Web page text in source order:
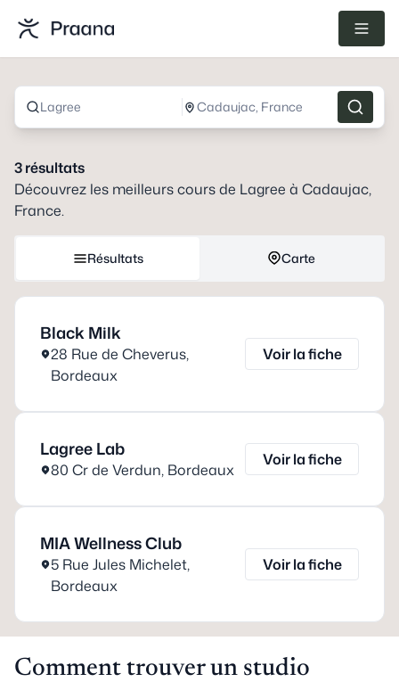
Lagree Cadaujac, France
3résultats
Découvrez les meilleurs cours de Lagree à Cadaujac,
France.
Résultats Carte
Black Milk
28 Rue de Cheverus,
Bordeaux
Voir la fiche
Lagree Lab
80 Cr de Verdun, Bordeaux
Voir la fiche
MIA Wellness Club
5 Rue Jules Michelet,
Bordeaux
Voir la fiche
Comment trouver un studio